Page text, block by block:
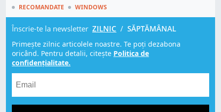
RECOMANDATE
WINDOWS
Înscrie-te la newsletter ZILNIC / SĂPTĂMÂNAL
Primește zilnic articolele noastre. Te poți dezabona
oricând. Pentru detalii, citește Politica de
confidențialitate.